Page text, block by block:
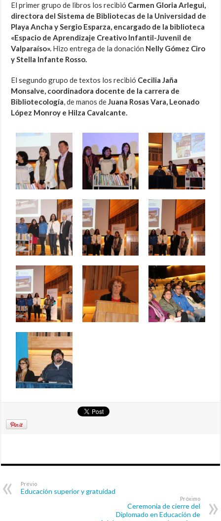
El primer grupo de libros los recibió Carmen Gloria Arlegui,
directora del Sistema de Bibliotecas de la Universidad de
Playa Ancha y Sergio Esparza, encargado de la biblioteca
«Espacio de Aprendizaje Creativo Infantil-Juvenil de
Valparaíso». Hizo entrega de la donación Nelly Gómez Ciro
y Stella Infante Rosso.
El segundo grupo de textos los recibió Cecilia Jaña
Monsalve, coordinadora docente de la carrera de
Bibliotecología, de manos deJuana Rosas Vara, Leonado
López Monroy e Hilza Cavalcante.
Previo
Educación superior y gratuidad
Próximo
Ceremonia de cierre del
Diplomado en Educación de